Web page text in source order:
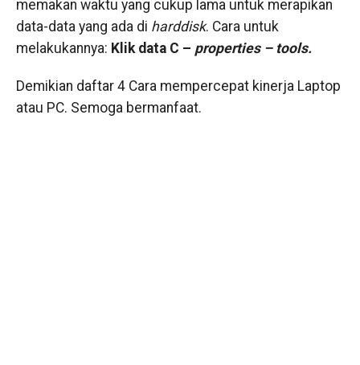
memakan waktu yang cukup lama untuk merapikan
data-data yang ada di harddisk. Cara untuk
melakukannya: Klik data C – properties – tools.
Demikian daftar 4 Cara mempercepat kinerja Laptop
atau PC. Semoga bermanfaat.